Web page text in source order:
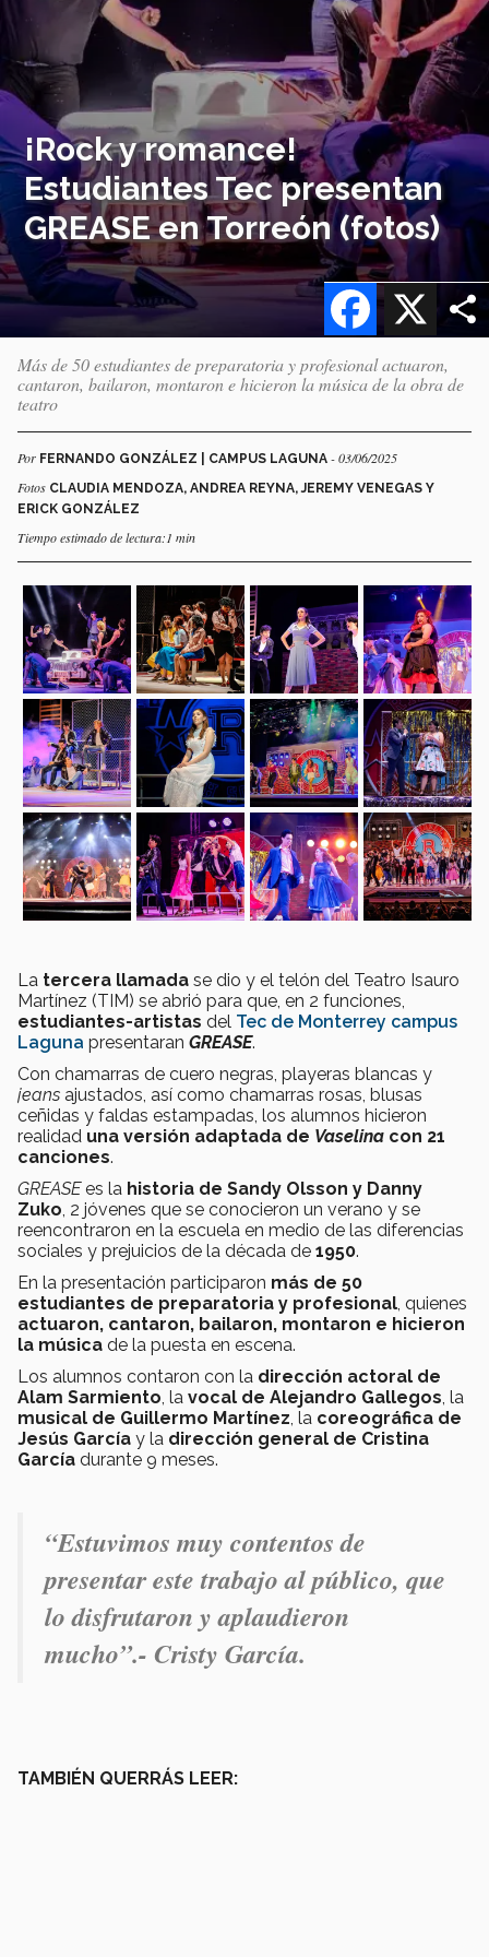
¡Rock y romance!
Estudiantes Tec presentan
GREASE en Torreón (fotos)
X
Facebook
Más de 50 estudiantes de preparatoria y profesional actuaron,
cantaron, bailaron, montaron e hicieron la música de la obra de
teatro
Por FERNANDO GONZÁLEZ | CAMPUS LAGUNA - 03/06/2025
Fotos CLAUDIA MENDOZA, ANDREA REYNA, JEREMY VENEGAS Y
ERICK GONZÁLEZ
Tiempo estimado de lectura:1 min
La tercera llamada se dio y el telón del Teatro Isauro
Martínez (TIM) se abrió para que, en 2 funciones,
estudiantes-artistas del Tec de Monterrey campus
Laguna presentaran GREASE.
Con chamarras de cuero negras, playeras blancas y
jeans ajustados, así como chamarras rosas, blusas
ceñidas y faldas estampadas, los alumnos hicieron
realidad una versión adaptada de Vaselina con 21
canciones.
GREASEes la historia de Sandy Olsson y Danny
Zuko , 2 jóvenes que se conocieron un verano y se
reencontraron en la escuela en medio de las diferencias
sociales y prejuicios de la década de 1950.
En la presentación participaron más de 50
estudiantes de preparatoria y profesional , quienes
actuaron, cantaron, bailaron, montaron e hicieron
la música de la puesta en escena.
Los alumnos contaron con la dirección actoral de
Alam Sarmiento , la vocal de Alejandro Gallegos , la
musical de Guillermo Martínez , la coreográfica de
Jesús García y la dirección general de Cristina
García durante 9 meses.
“Estuvimos muy contentos de
presentar este trabajo al público, que
lo disfrutaron y aplaudieron
mucho”.- Cristy García.
TAMBIÉN QUERRÁS LEER: